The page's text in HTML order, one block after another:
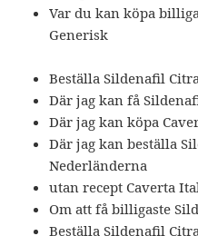
Var du kan köpa
Generisk
Beställa Sildenafil
Där jag kan få
Där jag kan köpa
Där jag kan beställa
Nederländerna
utan recept Caverta
Om att få billigaste
Beställa Sildenafil